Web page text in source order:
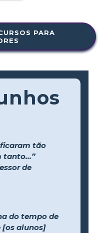
PARA
ficaram tão
tanto...”
de
do tempo de
[os alunos]